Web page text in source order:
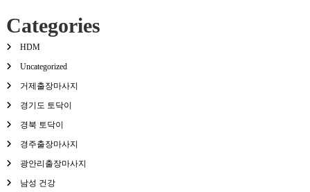
Categories
HDM
Uncategorized
거제출장마사지
경기도 토닥이
경북 토닥이
경주출장마사지
광안리출장마사지
남성 건강